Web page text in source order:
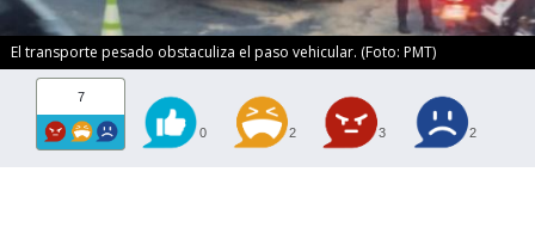
El transporte pesado obstaculiza el paso vehicular. (Foto: PMT)
7
0 2 3 2